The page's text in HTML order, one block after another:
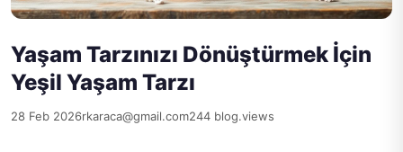
Yaşam Tarzınızı Dönüştürmek İçin
Yeşil Yaşam Tarzı
28 Feb 2026rkaraca@gmail.com244 blog.views